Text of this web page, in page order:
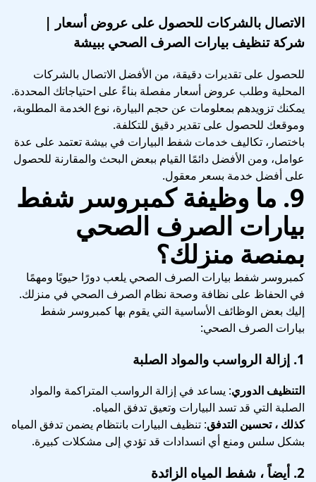
الاتصال بالشركات للحصول على عروض أسعار |
شركة تنظيف بيارات الصرف الصحي ببيشة
للحصول على تقديرات دقيقة، من الأفضل الاتصال بالشركات
المحلية وطلب عروض أسعار مفصلة بناءً على احتياجاتك المحددة.
يمكنك تزويدهم بمعلومات عن حجم البيارة، نوع الخدمة المطلوبة،
وموقعك للحصول على تقدير دقيق للتكلفة.
باختصار، تكاليف خدمات شفط البيارات في بيشة تعتمد على عدة
عوامل، ومن الأفضل دائمًا القيام ببعض البحث والمقارنة للحصول
على أفضل خدمة بسعر معقول.
9. ما وظيفة كمبروسر شفط
بيارات الصرف الصحي
بمنصة منزلك؟
كمبروسر شفط بيارات الصرف الصحي يلعب دورًا حيويًا ومهمًا
في الحفاظ على نظافة وصحة نظام الصرف الصحي في منزلك.
إليك بعض الوظائف الأساسية التي يقوم بها كمبروسر شفط
بيارات الصرف الصحي:
1. إزالة الرواسب والمواد الصلبة
التنظيف الدوري: يساعد في إزالة الرواسب المتراكمة والمواد
الصلبة التي قد تسد البيارات وتعيق تدفق المياه.
كذلك ، تحسين التدفق: تنظيف البيارات بانتظام يضمن تدفق المياه
بشكل سلس ومنع أي انسدادات قد تؤدي إلى مشكلات كبيرة.
2. أيضاً ، شفط المياه الزائدة